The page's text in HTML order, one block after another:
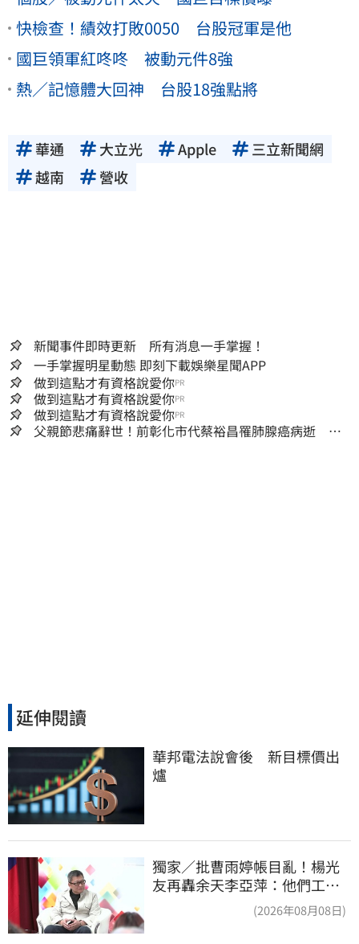
快檢查！績效打敗0050 台股冠軍是他
國巨領軍紅咚咚 被動元件8強
熱／記憶體大回神 台股18強點將
華通 大立光 Apple
三立新聞網
越南
營收
新聞事件即時更新 所有消息一手掌握！
一手掌握明星動態 即刻下載娛樂星聞APP
做到這點才有資格說愛你PR
做到這點才有資格說愛你PR
做到這點才有資格說愛你PR
父親節悲痛辭世！前彰化市代蔡裕昌罹肺腺癌病逝 享
延伸閱讀
華邦電法說會後　新目標價出
爐
獨家／批曹雨婷帳目亂！楊光
友再轟余天李亞萍：他們工會
(2026年08月08日)